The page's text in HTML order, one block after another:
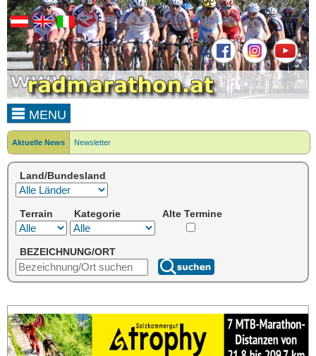
MENU
Aktuelle News Newsletter
Land/Bundesland
Terrain Kategorie Alte Termine
BEZEICHNUNG/ORT